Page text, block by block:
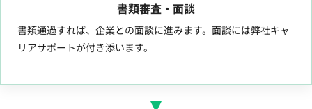
書類審査・面談
書類通過すれば、企業との面談に進みます。面談には弊社キャ
リアサポートが付き添います。